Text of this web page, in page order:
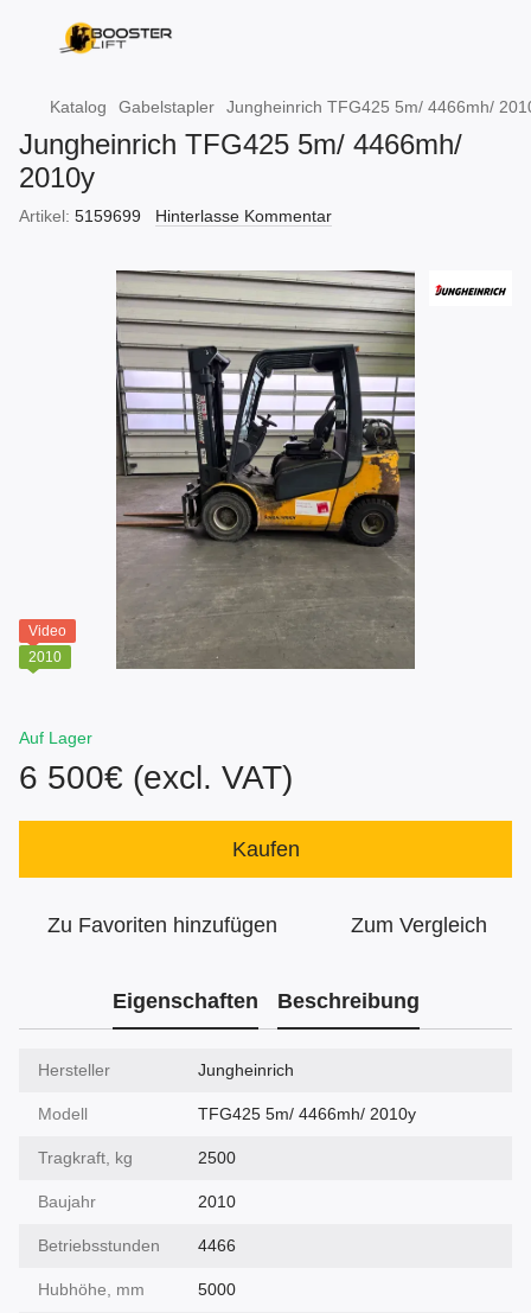
Katalog Gabelstapler Jungheinrich TFG425 5m/ 4466mh/
Jungheinrich TFG425 5m/ 4466mh/
2010y
Artikel: 5159699 Hinterlasse Kommentar
Video
2010
Auf Lager
6 500€ (excl. VAT)
Kaufen
Zu Favoriten hinzufügen Zum Vergleich
Eigenschaften Beschreibung
Hersteller Jungheinrich
Modell TFG425 5m/ 4466mh/ 2010y
Tragkraft, kg 2500
Baujahr 2010
Betriebsstunden 4466
Hubhöhe, mm 5000